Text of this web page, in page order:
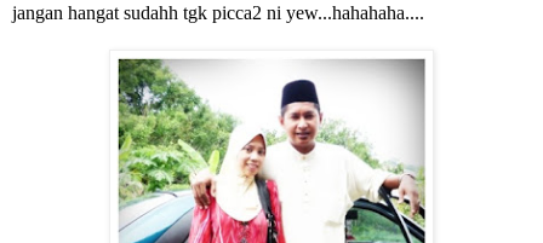
jangan hangat sudahh tgk picca2 ni yew...hahahaha....